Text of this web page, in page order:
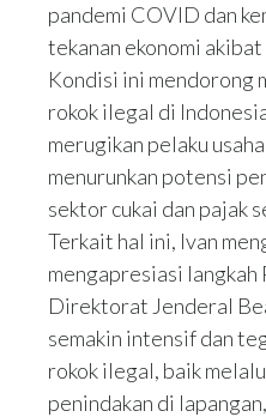
pandemi COVID dan
tekanan ekonomi
Kondisi ini mendorong
rokok ilegal di
merugikan pelaku
menurunkan potensi
sektor cukai dan pajak
Terkait hal ini, Ivan
mengapresiasi langkah
Direktorat Jenderal
semakin intensif dan
rokok ilegal, baik
penindakan di